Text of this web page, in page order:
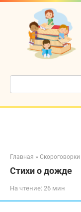
Перейти
контенту
Поиск:
Главная » Скороговорки
Стихи о дожде
На чтение: 26 мин